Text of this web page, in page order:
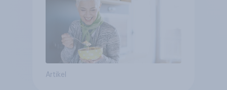
Artikel